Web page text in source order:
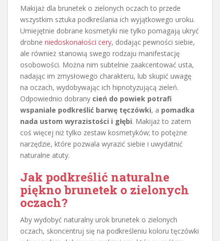
Makijaż dla brunetek o zielonych oczach to przede
wszystkim sztuka podkreślania ich wyjątkowego uroku.
Umiejętnie dobrane kosmetyki nie tylko pomagają ukryć
drobne niedoskonałości cery, dodając pewności siebie,
ale również stanowią swego rodzaju manifestację
osobowości. Można nim subtelnie zaakcentować usta,
nadając im zmysłowego charakteru, lub skupić uwagę
na oczach, wydobywając ich hipnotyzującą zieleń.
Odpowiednio dobrany cień do powiek potrafi
wspaniale podkreślić barwę tęczówki, a pomadka
nada ustom wyrazistości i głębi. Makijaż to zatem
coś więcej niż tylko zestaw kosmetyków; to potężne
narzędzie, które pozwala wyrazić siebie i uwydatnić
naturalne atuty.
Jak podkreślić naturalne
piękno brunetek o zielonych
oczach?
Aby wydobyć naturalny urok brunetek o zielonych
oczach, skoncentruj się na podkreśleniu koloru tęczówki